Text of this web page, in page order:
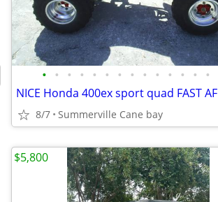
• • • • • • • • • • • • • •
NICE Honda 400ex sport quad FAST AF
8/7 Summerville Cane bay
$5,800